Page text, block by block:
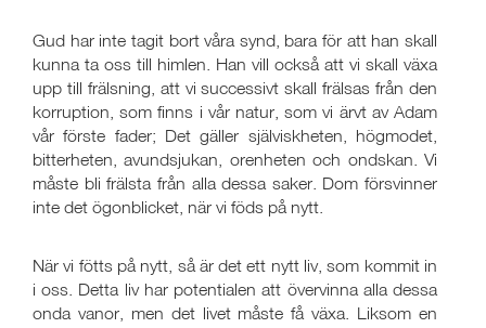
Gud har inte tagit bort våra synd, bara för att han skall
kunna ta oss till himlen. Han vill också att vi skall växa
upp till frälsning, att vi successivt skall frälsas från den
korruption, som finns i vår natur, som vi ärvt av Adam
vår förste fader; Det gäller själviskheten, högmodet,
bitterheten, avundsjukan, orenheten och ondskan. Vi
måste bli frälsta från alla dessa saker. Dom försvinner
inte det ögonblicket, när vi föds på nytt.
När vi fötts på nytt, så är det ett nytt liv, som kommit in
i oss. Detta liv har potentialen att övervinna alla dessa
onda vanor, men det livet måste få växa. Liksom en